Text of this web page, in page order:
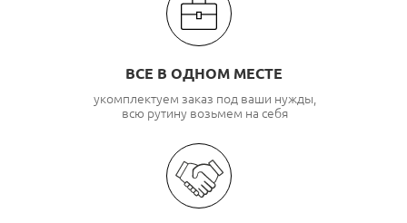
ВСЕ В ОДНОМ МЕСТЕ
укомплектуем заказ под ваши нужды,
всю рутину возьмем на себя